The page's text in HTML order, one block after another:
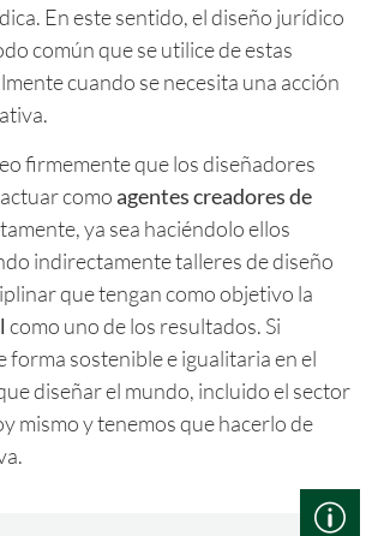
En este sentido, el diseño jurídico
común que se utilice de estas
cuando se necesita una acción
firmemente que los diseñadores
comoagentes creadores de
ya sea haciéndolo ellos
indirectamente talleres de diseño
que tengan como objetivo la
como uno de los resultados. Si
forma sostenible e igualitaria en el
diseñar el mundo, incluido el sector
mismo y tenemos que hacerlo de